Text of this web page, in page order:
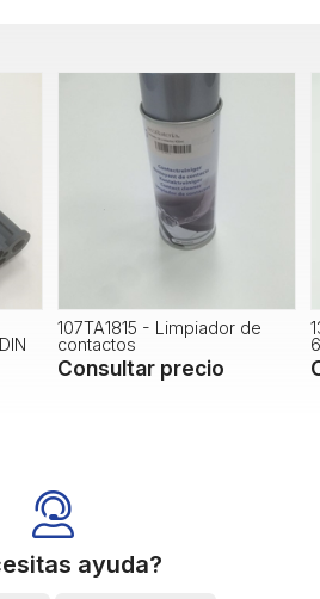
13TA8476 - Pinza batería roja
600A
Consultar precio
ayuda?